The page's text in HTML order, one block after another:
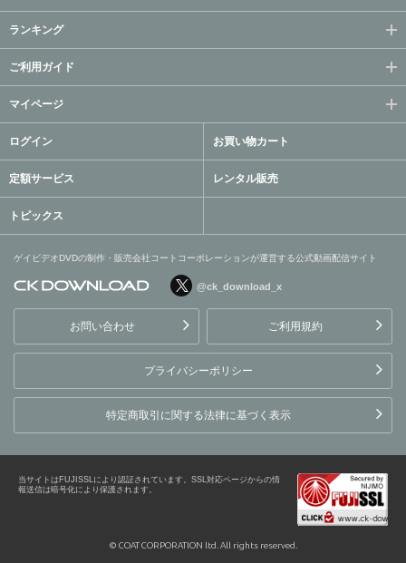
ランキング
ご利用ガイド
マイページ
ログイン お買い物カート
定額サービス レンタル販売
トピックス
ゲイビデオDVDの制作・販売会社コートコーポレーションが運営する公式動画配信サイト
ョンが運営する公式動画配
信サイト
@ck_download_x
お問い合わせ ご利用規約
プライバシーポリシー
特定商取引に関する法律に基づく表示
当サイトはFUJISSLにより認証されています。SSL対応ページからの情
報送信は暗号化により保護されます。
© COAT CORPORATION ltd. All rights reserved.